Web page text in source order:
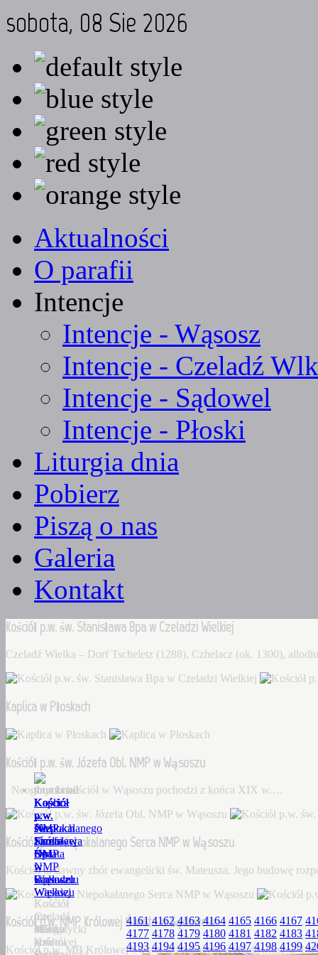
sobota, 08 Sie 2026
Aktualności
O parafii
Intencje
Intencje - Wąsosz
Intencje - Czeladź
Intencje - Sądowel
Intencje - Płoski
Liturgia dnia
Pobierz
Piszą o nas
Galeria
Kontakt
Kościół p.w. św. Stanisława Bpa w Czeladzi Wielkiej
Czeladź Wielka – Dorf Tscheletz (1288), Czhelacz (ok. 1300),
Kaplica w Płoskach
Kościół p.w. św. Józefa Obl. NMP w Wąsoszu
Neogotycki kościół w Wąsoszu pochodzi z końca XIX w.…
Kościół p.w. Niepokalanego Serca NMP w Wąsoszu
Kościół to dawny zbór ewangelicki św. Mateusza. Jego budowę
Kościół p.w. NMP Królowej Świata w Sądowelu
Kościół p.w. MB Królowej Świata w Sądowelu wybudowany w
Kościół
p.w.
św.
Stanisława
Bpa
w
Czeladzi
Wielkiej
Czeladź
Wielka
–
Kaplica
w
Płoskach
Kościół
p.w.
św.
Józefa
Obl.
NMP
w
Wąsoszu
Neogotycki
kościół
Kościół
p.w.
Niepokalanego
Serca
NMP
w
Wąsoszu
Kościół
to
dawny
zbór
Kościół
p.w.
NMP
Królowej
Świata
w
Sądowelu
Kościół
p.w.
MB
Królowej
4161 4162 4163 4164 4165 4166 4167
4177 4178 4179 4180 4181 4182 4183
4193 4194 4195 4196 4197 4198 4199